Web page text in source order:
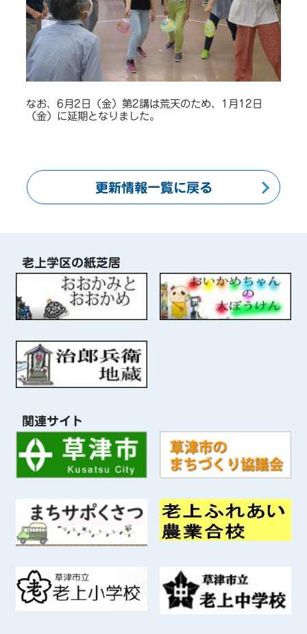
なお、6月2日（金）第2講は荒天のため、1月12日
（金）に延期となりました。
更新情報一覧に戻る
老上学区の紙芝居
関連サイト